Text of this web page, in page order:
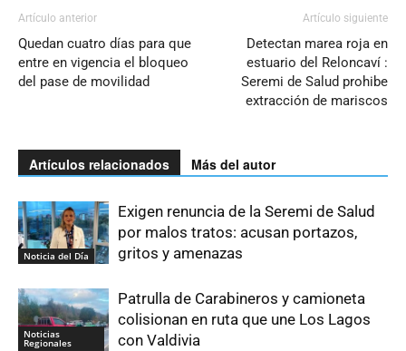
Artículo anterior
Quedan cuatro días para que
entre en vigencia el bloqueo
del pase de movilidad
Artículo siguiente
Detectan marea roja en
estuario del Reloncaví :
Seremi de Salud prohibe
extracción de mariscos
Artículos relacionados Más del autor
Noticia del Día
Exigen renuncia de la Seremi de Salud
por malos tratos: acusan portazos,
gritos y amenazas
Noticias
Regionales
Patrulla de Carabineros y camioneta
colisionan en ruta que une Los Lagos
con Valdivia